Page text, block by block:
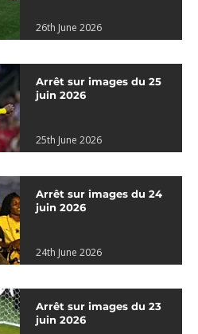
26th June 2026
Arrêt sur images du 25
juin 2026
25th June 2026
Arrêt sur images du 24
juin 2026
24th June 2026
Arrêt sur images du 23
juin 2026